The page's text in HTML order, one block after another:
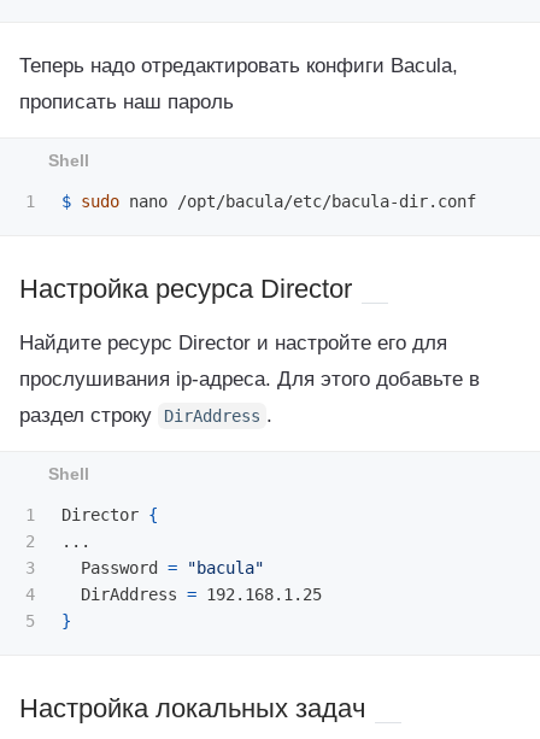
Теперь надо отредактировать конфиги Bacula,
прописать наш пароль
$ sudo
Настройка ресурса Director
Найдите ресурс Director и настройте его для
прослушивания ip-адреса. Для этого добавьте в
раздел строку
DirAddress .
1
2
3
4
Director {
...
  Password
=
"bacula"
  DirAddress
=
}
Настройка локальных задач